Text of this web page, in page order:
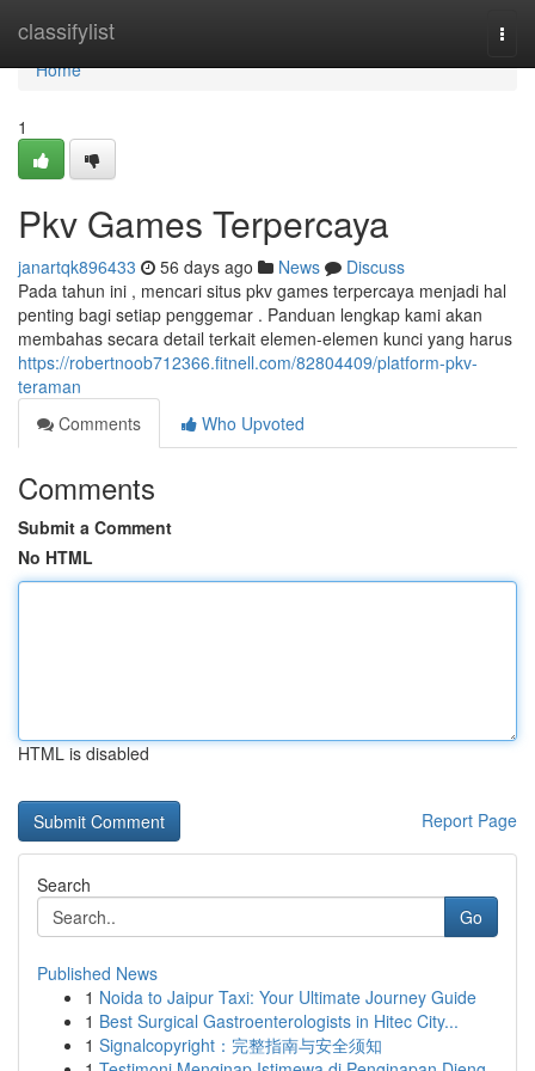
classifylist
Home
Home
1
Pkv Games Terpercaya
janartqk896433 56 days ago News
Discuss
Pada tahun ini , mencari situs pkv games terpercaya menjadi hal
penting bagi setiap penggemar . Panduan lengkap kami akan
membahas secara detail terkait elemen-elemen kunci yang harus
https://robertnoob712366.fitnell.com/82804409/platform-pkv-
teraman
Comments
Who Upvoted
Comments
Submit a Comment
No HTML
HTML is disabled
Report Page
Search
Go
Published News
1 Noida to Jaipur Taxi: Your Ultimate Journey Guide
1 Best Surgical Gastroenterologists in Hitec City...
1 Signalcopyright：完整指南与安全须知